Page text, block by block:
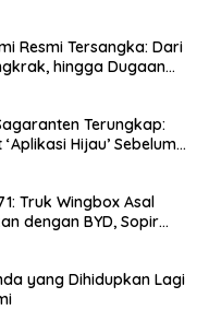
Resmi Tersangka: Dari
hingga Dugaan
Terungkap:
Hijau’ Sebelum
Truk Wingbox Asal
dengan BYD, Sopir
yang Dihidupkan Lagi